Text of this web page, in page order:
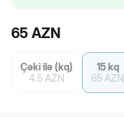
65 AZN
Çəki ilə (kq)
4.5 AZN
15 kq
65 AZN